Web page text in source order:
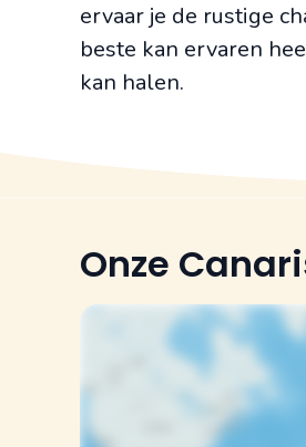
ervaar je de rustige
beste kan ervaren
kan halen.
Onze